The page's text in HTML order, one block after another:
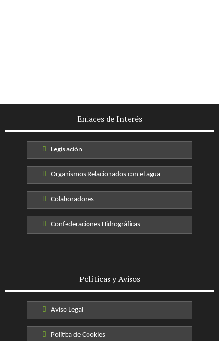
Enlaces de Interés
Legislación
Organismos Relacionados con el agua
Colaboradores
Confederaciones Hidrográficas
Políticas y Avisos
Aviso Legal
Política de Cookies